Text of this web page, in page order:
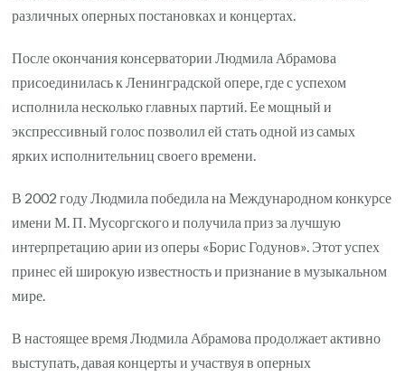
различных оперных постановках и концертах.
После окончания консерватории Людмила Абрамова
присоединилась к Ленинградской опере, где с успехом
исполнила несколько главных партий. Ее мощный и
экспрессивный голос позволил ей стать одной из самых
ярких исполнительниц своего времени.
В 2002 году Людмила победила на Международном конкурсе
имени М. П. Мусоргского и получила приз за лучшую
интерпретацию арии из оперы «Борис Годунов». Этот успех
принес ей широкую известность и признание в музыкальном
мире.
В настоящее время Людмила Абрамова продолжает активно
выступать, давая концерты и участвуя в оперных